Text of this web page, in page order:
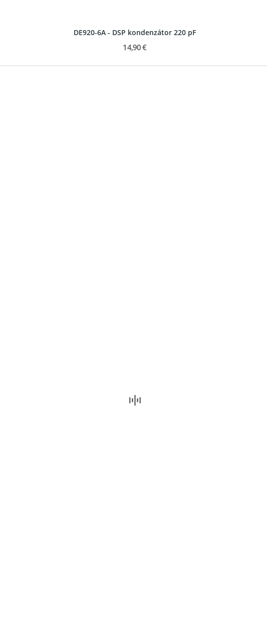
DE920-6A - DSP kondenzátor 220 pF
14,90 €